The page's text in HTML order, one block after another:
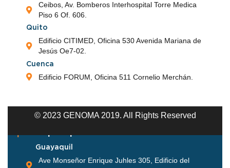
Ceibos, Av. Bomberos Interhospital Torre Medica
Piso 6 Of. 606.
Quito
Edificio CITIMED, Oficina 530 Avenida Mariana de
Jesús Oe7-02.
Cuenca
Edificio FORUM, Oficina 511 Cornelio Merchán.
© 2023 GENOMA 2019. All Rights Reserved
Enfermedades Genéticas
Oncología
Genética Reproductiva
Genética Preventiva
Guayaquil
Quito
Cuenca
(593) 7 392 4836
Guayaquil
Ave Monseñor Enrique Juhles 305, Edificio del